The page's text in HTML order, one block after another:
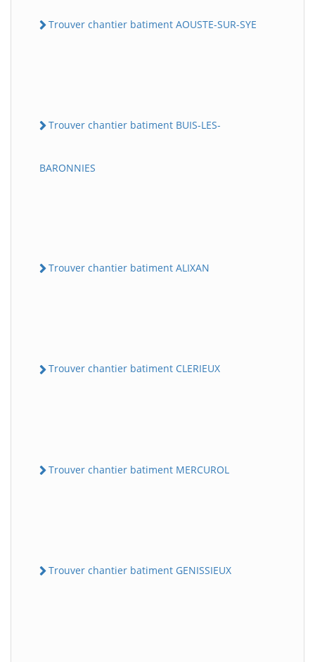
Trouver chantier batiment AOUSTE-SUR-SYE
Trouver chantier batiment BUIS-LES-
BARONNIES
Trouver chantier batiment ALIXAN
Trouver chantier batiment CLERIEUX
Trouver chantier batiment MERCUROL
Trouver chantier batiment GENISSIEUX